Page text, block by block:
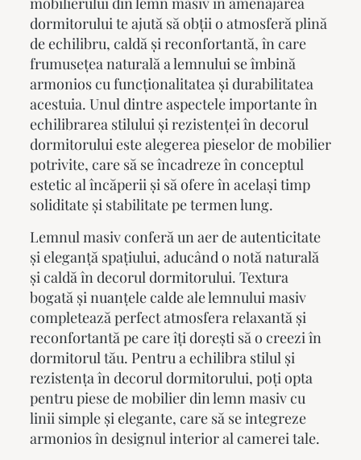
dormitorului te ajută să obții o atmosferă plină
de echilibru, caldă și reconfortantă, în care
frumusețea naturală a lemnului se îmbină
armonios cu funcționalitatea și durabilitatea
acestuia. Unul dintre aspectele importante în
echilibrarea stilului și rezistenței în decorul
dormitorului este alegerea pieselor de mobilier
potrivite, care să se încadreze în conceptul
estetic al încăperii și să ofere în același timp
soliditate și stabilitate pe termen lung.
Lemnul masiv conferă un aer de autenticitate
și eleganță spațiului, aducând o notă naturală
și caldă în decorul dormitorului. Textura
bogată și nuanțele calde ale lemnului masiv
completează perfect atmosfera relaxantă și
reconfortantă pe care îți dorești să o creezi în
dormitorul tău. Pentru a echilibra stilul și
rezistența în decorul dormitorului, poți opta
pentru piese demobilier din lemn masivcu
linii simple și elegante, care să se integreze
armonios în designul interior al camerei tale.